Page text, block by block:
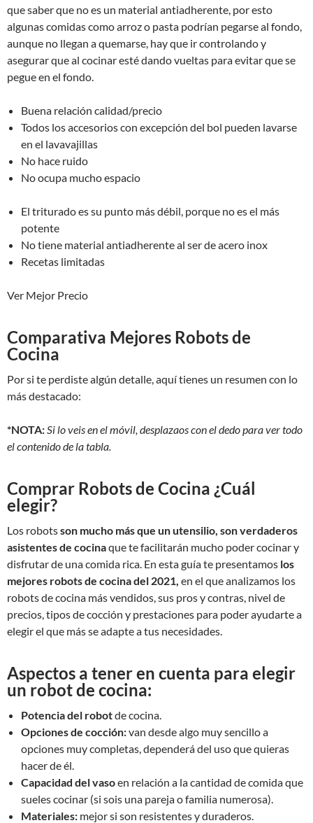
que saber que no es un material antiadherente, por esto
algunas comidas como arroz o pasta podrían pegarse al fondo,
aunque no llegan a quemarse, hay que ir controlando y
asegurar que al cocinar esté dando vueltas para evitar que se
pegue en el fondo.
Buena relación calidad/precio
Todos los accesorios con excepción del bol pueden lavarse
en el lavavajillas
No hace ruido
No ocupa mucho espacio
El triturado es su punto más débil, porque no es el más
potente
No tiene material antiadherente al ser de acero inox
Recetas limitadas
Ver Mejor Precio
Comparativa Mejores Robots de
Cocina
Por si te perdiste algún detalle, aquí tienes un resumen con lo
más destacado:
*NOTA:Si lo veis en el móvil, desplazaos con el dedo para ver todo
el contenido de la tabla.
Comprar Robots de Cocina ¿Cuál
elegir?
Los robotsson mucho más que un utensilio, son verdaderos
asistentes de cocinaque te facilitarán mucho poder cocinar y
disfrutar de una comida rica. En esta guía te presentamos los
mejores robots de cocina del 2021, en el que analizamos los
robots de cocina más vendidos, sus pros y contras, nivel de
precios, tipos de cocción y prestaciones para poder ayudarte a
elegir el que más se adapte a tus necesidades.
Aspectos a tener en cuenta para elegir
un robot de cocina:
Potencia del robotde cocina.
Opciones de cocción:van desde algo muy sencillo a
opciones muy completas, dependerá del uso que quieras
hacer de él.
Capacidad del vasoen relación a la cantidad de comida que
sueles cocinar (si sois una pareja o familia numerosa).
Materiales: mejor si son resistentes y duraderos.